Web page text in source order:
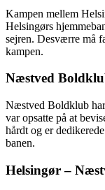
Kampen mellem
Helsingørs
sejren. Desværre må
kampen.
Næstved
Næstved Boldklub
var opsatte på at
hårdt og er
banen.
Helsingør –